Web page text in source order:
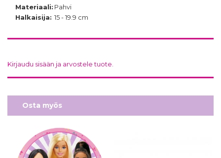
Materiaali: Pahvi
Halkaisija: 15 - 19.9 cm
Kirjaudu sisään ja arvostele tuote.
Osta myös